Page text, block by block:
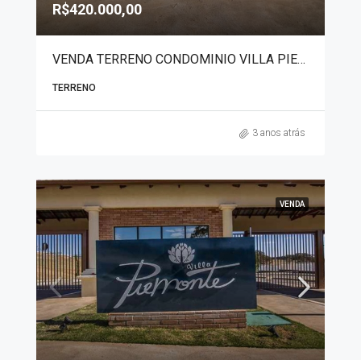
R$420.000,00
VENDA TERRENO CONDOMINIO VILLA PIEMONTE 7345
TERRENO
3 anos atrás
VENDA